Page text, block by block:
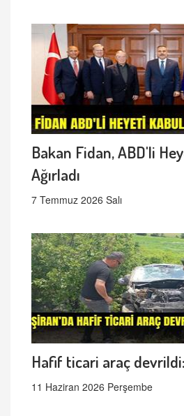
Bakan Fidan, ABD'li
Ağırladı
7 Temmuz 2026 Salı
Hafif ticari araç devrildi:
11 Haziran 2026 Perşembe